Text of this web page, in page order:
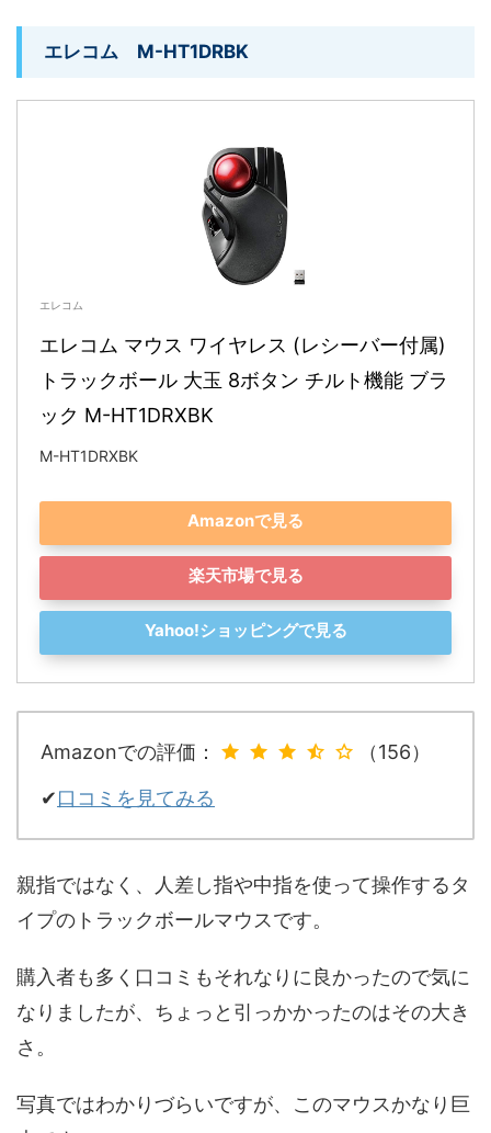
エレコム M-HT1DRBK
エレコム
エレコム マウス ワイヤレス (レシーバー付属)
トラックボール 大玉 8ボタン チルト機能 ブラ
ック M-HT1DRXBK
M-HT1DRXBK
Amazonで見る
楽天市場で見る
Yahoo!ショッピングで見る
Amazonでの評価：
（156）
✔口コミを見てみる
親指ではなく、人差し指や中指を使って操作するタ
イプのトラックボールマウスです。
購入者も多く口コミもそれなりに良かったので気に
なりましたが、ちょっと引っかかったのはその大き
さ。
写真ではわかりづらいですが、このマウスかなり巨